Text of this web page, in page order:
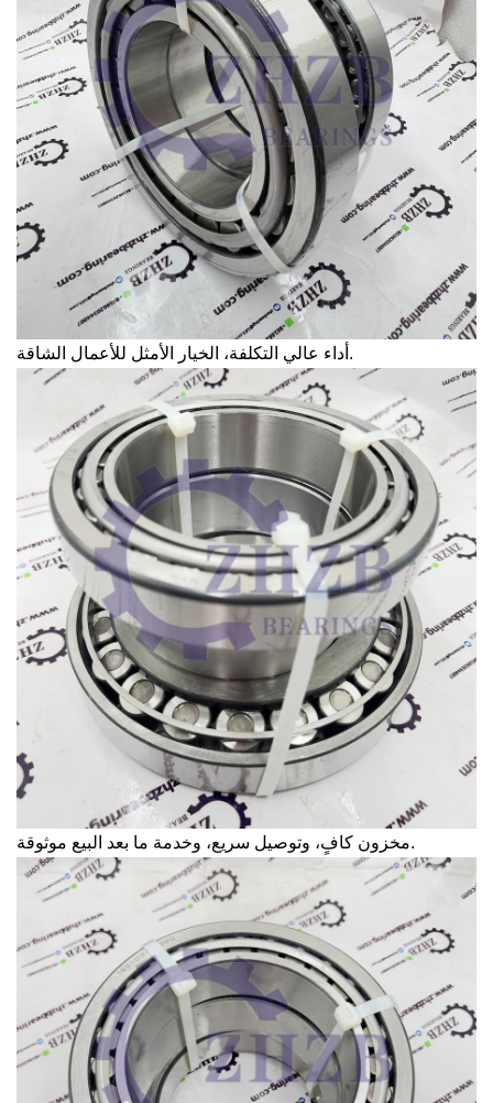
أداء عالي التكلفة، الخيار الأمثل للأعمال الشاقة.
مخزون كافٍ، وتوصيل سريع، وخدمة ما بعد البيع موثوقة.